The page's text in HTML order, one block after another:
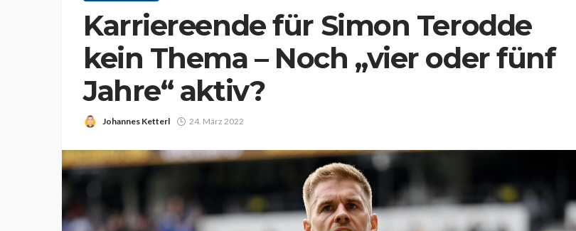
Karriereende für Simon Terodde
kein Thema – Noch „vier oder fünf
Jahre“ aktiv?
Johannes Ketterl 24. März 2022